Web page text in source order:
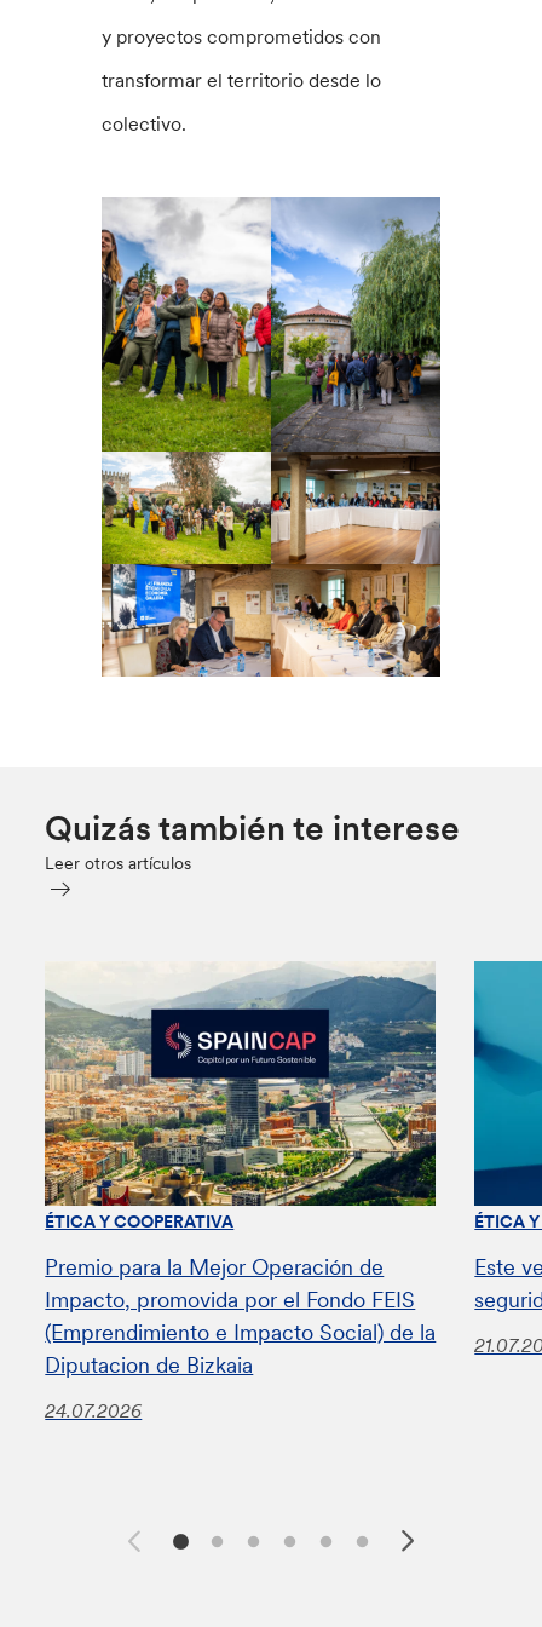
y proyectos comprometidos con
transformar el territorio desde lo
colectivo.
Quizás también te interese
Leer otros artículos
ÉTICA Y COOPERATIVA
Premio para la Mejor Operación de
Impacto, promovida por el Fondo FEIS
(Emprendimiento e Impacto Social) de la
Diputacion de Bizkaia
24.07.2026
ÉTICA
Este